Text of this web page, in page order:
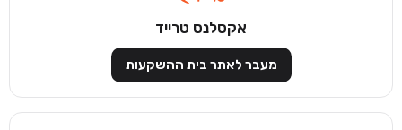
אקסלנס טרייד
מעבר לאתר בית ההשקעות